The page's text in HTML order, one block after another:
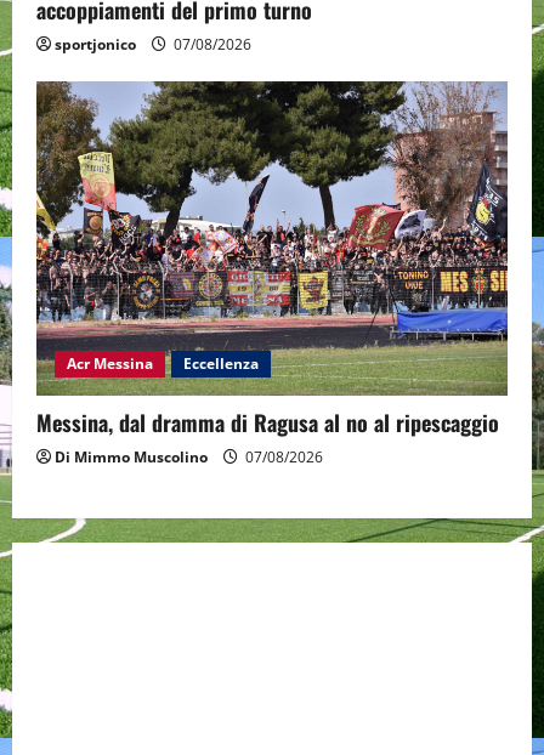
accoppiamenti del primo turno
sportjonico 07/08/2026
Acr Messina Eccellenza
Messina, dal dramma di Ragusa al no al ripescaggio
Di Mimmo Muscolino 07/08/2026